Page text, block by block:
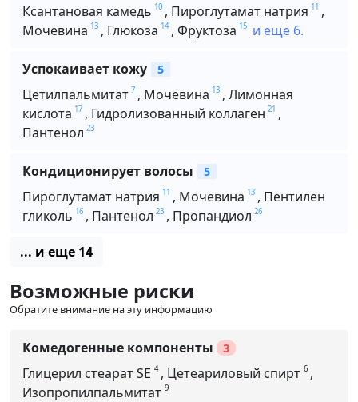
Ксантановая камедь 10 , Пироглутамат натрия 11 ,
Мочевина 13 , Глюкоза 14 , Фруктоза 15 и еще 6.
Успокаивает кожу 5
Цетилпальмитат 7 , Мочевина 13 , Лимонная
кислота 17 , Гидролизованный коллаген 21 ,
Пантенол 23
Кондиционирует волосы 5
Пироглутамат натрия 11 , Мочевина 13 , Пентилен
гликоль 16 , Пантенол 23 , Пропандиол 26
... и еще 14
Возможные риски
Обратите внимание на эту информацию
Комедогенные компоненты 3
Глицерил стеарат SE 4 , Цетеариловый спирт 6 ,
Изопропилпальмитат 9